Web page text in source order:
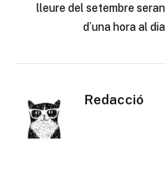
lleure del setembre seran
d’una hora al dia
Redacció